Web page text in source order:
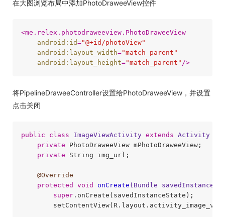
在大图浏览布局中添加PhotoDraweeView控件
<me.relex.photodraweeview.PhotoDraweeView
android:id="@+id/photoView"
android:layout_width="match_parent"
android:layout_height="match_parent" />
将PipelineDraweeController设置给PhotoDraweeView，并设置
点击关闭
public class ImageViewActivity extends Activity
private PhotoDraweeView mPhotoDraweeView;
private String img_url;
@Override
protected
void onCreate (Bundle
super.onCreate(savedInstanceState);